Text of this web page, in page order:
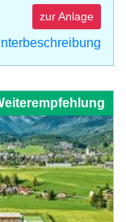
zur Anlage